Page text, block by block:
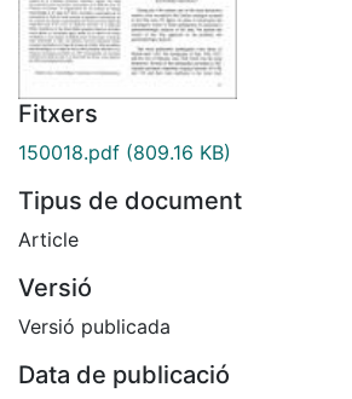
Fitxers
150018.pdf (809.16 KB)
Tipus de document
Article
Versió
Versió publicada
Data de publicació